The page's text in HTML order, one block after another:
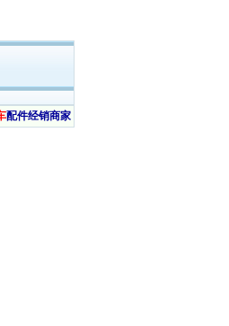
配件经销商家